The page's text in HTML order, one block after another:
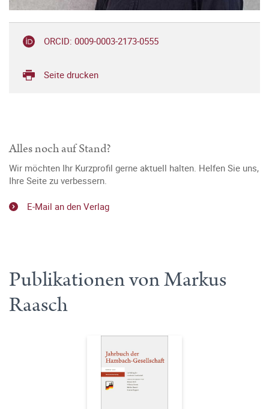
ORCID: 0009-0003-2173-0555
Seite drucken
Alles noch auf Stand?
Wir möchten Ihr Kurzprofil gerne aktuell halten. Helfen Sie uns,
Ihre Seite zu verbessern.
E-Mail an den Verlag
Publikationen von Markus
Raasch